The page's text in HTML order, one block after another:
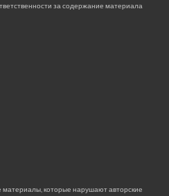
за содержание материала
которые нарушают авторские